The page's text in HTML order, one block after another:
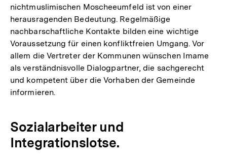
nichtmuslimischen Moscheeumfeld ist von einer
herausragenden Bedeutung. Regelmäßige
nachbarschaftliche Kontakte bilden eine wichtige
Voraussetzung für einen konfliktfreien Umgang. Vor
allem die Vertreter der Kommunen wünschen Imame
als verständnisvolle Dialogpartner, die sachgerecht
und kompetent über die Vorhaben der Gemeinde
informieren.
Sozialarbeiter und
Integrationslotse.